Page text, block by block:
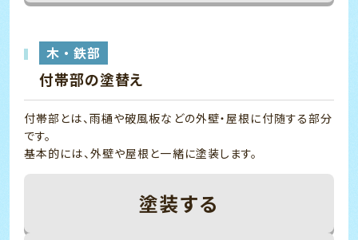
木・鉄部
付帯部の塗替え
付帯部とは、雨樋や破風板などの外壁・屋根に付随する部分
です。
基本的には、外壁や屋根と一緒に塗装します。
塗装する